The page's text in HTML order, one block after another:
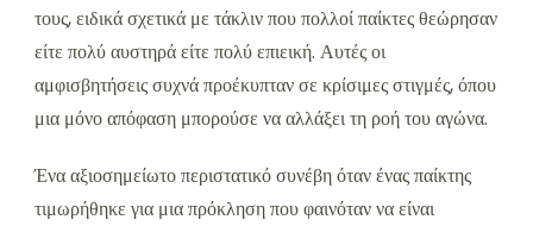
τους, ειδικά σχετικά με τάκλιν που πολλοί παίκτες θεώρησαν
είτε πολύ αυστηρά είτε πολύ επιεική. Αυτές οι
αμφισβητήσεις συχνά προέκυπταν σε κρίσιμες στιγμές, όπου
μια μόνο απόφαση μπορούσε να αλλάξει τη ροή του αγώνα.
Ένα αξιοσημείωτο περιστατικό συνέβη όταν ένας παίκτης
τιμωρήθηκε για μια πρόκληση που φαινόταν να είναι